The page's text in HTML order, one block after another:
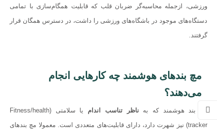
ورزشی، ازجمله محاسبه‌گر ضربان قلب که قابلیت همگام‌سازی با تمامی
دستگاه‌های موجود در باشگاه‌های ورزشی را داشت، در دسترس همگان قرار
گرفتند.
مچ بندهای هوشمند چه کارهایی انجام
می‌دهند؟
مچ بند هوشمند که به ناظر تناسب اندام
یا سلامتی (Fitness/health
tracker) نیز شهرت دارد، دارای قابلیت‌های متعددی است. معمولا مچ بندهای